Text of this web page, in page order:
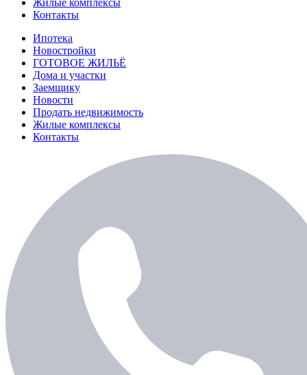
Жилые комплексы
Контакты
Ипотека
Новостройки
ГОТОВОЕ ЖИЛЬЁ
Дома и участки
Заемщику
Новости
Продать недвижимость
Жилые комплексы
Контакты